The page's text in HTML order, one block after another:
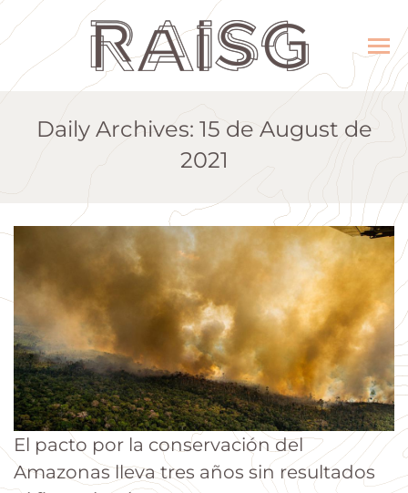
Daily Archives: 15 de August de
2021
El pacto por la conservación del
Amazonas lleva tres años sin resultados